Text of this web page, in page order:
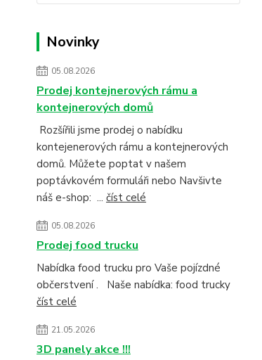
Novinky
05.08.2026
Prodej kontejnerových rámu a
kontejnerových domů
Rozšířili jsme prodej o nabídku
kontejenerových rámu a kontejnerových
domů. Můžete poptat v našem
poptávkovém formuláři nebo Navšivte
náš e-shop: ... číst celé
05.08.2026
Prodej food trucku
Nabídka food trucku pro Vaše pojízdné
občerstvení . Naše nabídka: food trucky
číst celé
21.05.2026
3D panely akce !!!